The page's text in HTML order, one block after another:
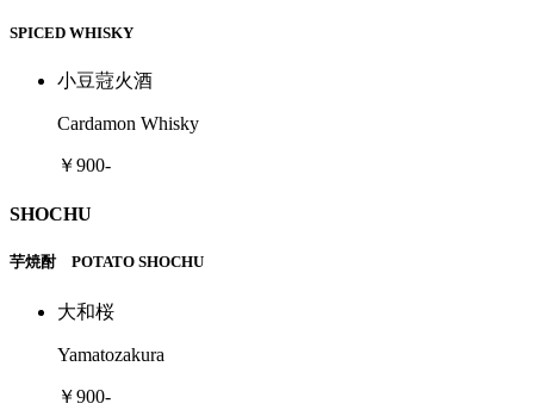
SPICED WHISKY
小豆蒄火酒
Cardamon Whisky
￥900-
SHOCHU
芋焼酎 POTATO SHOCHU
大和桜
Yamatozakura
￥900-